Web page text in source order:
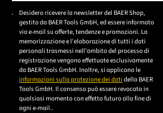
Bitte geben Sie eine gültige E-Mail-
Desidero ricevere la newsletter del BAER Shop,
gestito da BAER Tools GmbH, ed essere informato
via e-mail su offerte, tendenze e promozioni. La
memorizzazione e l'elaborazione di tutti i dati
personali trasmessi nell'ambito del processo di
registrazione vengono effettuate esclusivamente
da BAER Tools GmbH. Inoltre, si applicano le
informazioni sulla protezione dei dati della BAER
Tools GmbH. Il consenso può essere revocato in
qualsiasi momento con effetto futuro alla fine di
ogni e-mail..